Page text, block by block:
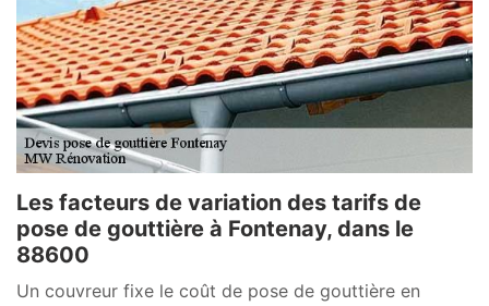
Les facteurs de variation des tarifs de
pose de gouttière à Fontenay, dans le
88600
Un couvreur fixe le coût de pose de gouttière en